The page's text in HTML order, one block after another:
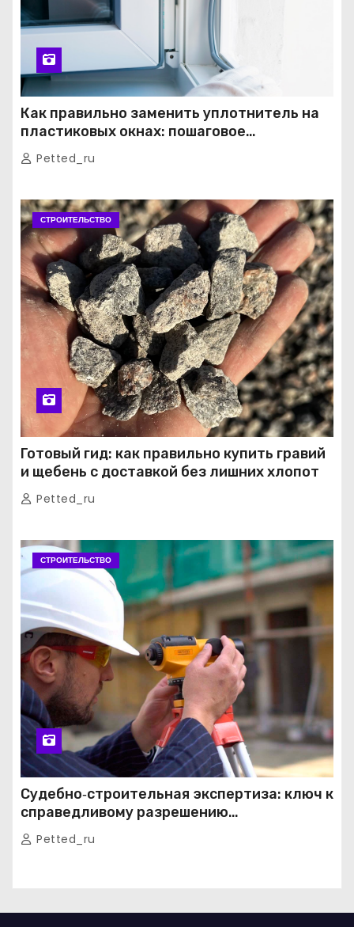
Как правильно заменить уплотнитель на
пластиковых окнах: пошаговое
руководство от экспертов
Petted_ru
СТРОИТЕЛЬСТВО
Готовый гид: как правильно купить гравий
и щебень с доставкой без лишних хлопот
Petted_ru
СТРОИТЕЛЬСТВО
Судебно‑строительная экспертиза: ключ к
справедливому разрешению
строительных споров
Petted_ru